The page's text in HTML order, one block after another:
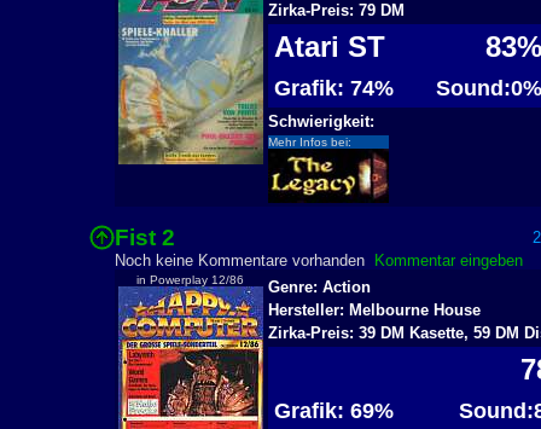
Zirka-Preis: 79 DM
Atari ST 83%
Grafik: 74% Sound:0%
Schwierigkeit:
Mehr Infos bei:
Fist 2
Noch keine Kommentare vorhanden
Kommentar eingeben
in Powerplay 12/86
Genre: Action
Hersteller: Melbourne House
Zirka-Preis: 39 DM Kasette, 59 DM
Grafik: 69%